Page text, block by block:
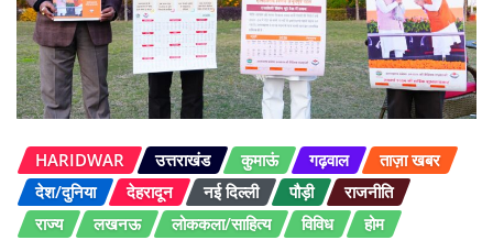
HARIDWAR उत्तराखंड कुमाऊं गढ़वाल
ताज़ा खबर
देश/दुनिया
देहरादून नई दिल्ली पौड़ी
राजनीति
राज्य
लखनऊ लोककला/साहित्य विविध होम